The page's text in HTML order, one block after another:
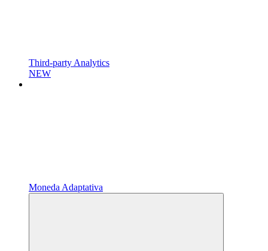
Third-party Analytics
NEW
Moneda Adaptativa